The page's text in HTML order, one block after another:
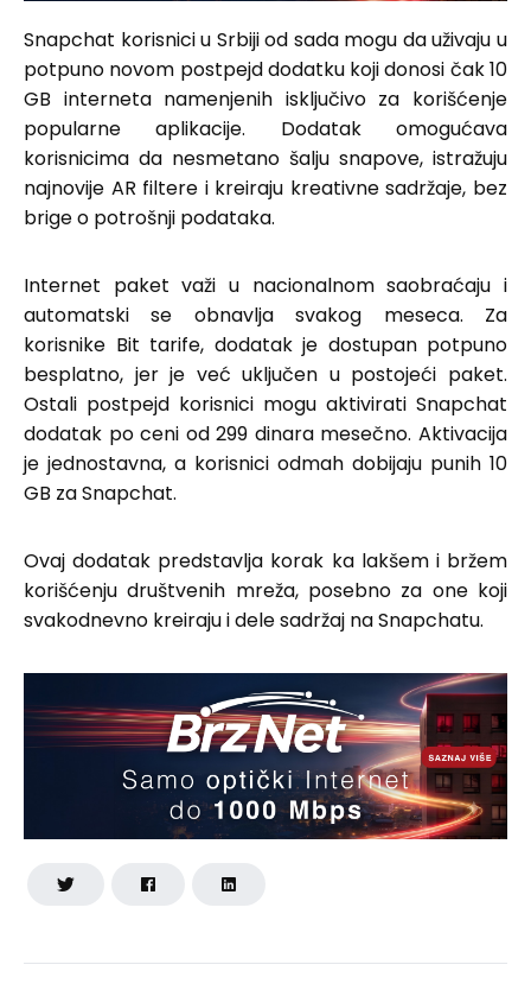
Snapchat korisnici u Srbiji od sada mogu da uživaju u
potpuno novom postpejd dodatku koji donosi čak 10
GB interneta namenjenih isključivo za korišćenje
popularne aplikacije. Dodatak omogućava
korisnicima da nesmetano šalju snapove, istražuju
najnovije AR filtere i kreiraju kreativne sadržaje, bez
brige o potrošnji podataka.
Internet paket važi u nacionalnom saobraćaju i
automatski se obnavlja svakog meseca. Za
korisnike Bit tarife, dodatak je dostupan potpuno
besplatno, jer je već uključen u postojeći paket.
Ostali postpejd korisnici mogu aktivirati Snapchat
dodatak po ceni od 299 dinara mesečno. Aktivacija
je jednostavna, a korisnici odmah dobijaju punih 10
GB za Snapchat.
Ovaj dodatak predstavlja korak ka lakšem i bržem
korišćenju društvenih mreža, posebno za one koji
svakodnevno kreiraju i dele sadržaj na Snapchatu.